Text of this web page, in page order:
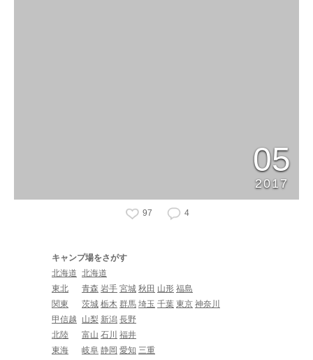
05
2017
97 4
キャンプ場をさがす
北海道 北海道
東北
青森 岩手 宮城 秋田 山形 福島
関東
茨城 栃木 群馬 埼玉 千葉 東京 神奈川
甲信越
山梨 新潟 長野
北陸
富山 石川 福井
東海
岐阜 静岡 愛知 三重